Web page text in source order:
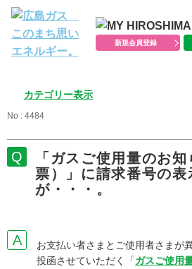
新規会員登録
カテゴリー表示
No : 4484
「ガスご使用量のお
票）」に請求番号の
が・・・。
お支払い者さまとご使用者さまが
投函させていただく「ガスご使用